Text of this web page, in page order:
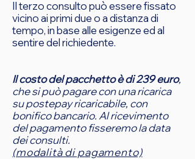
Il terzo consulto può essere fissato
vicino ai primi due o a distanza di
tempo, in base alle esigenze ed al
sentire del richiedente.
Il costo del pacchetto è di 239 euro,
che si può pagare con una ricarica
su postepay ricaricabile, con
bonifico bancario. Al ricevimento
del pagamento fisseremo la data
dei consulti.
(modalità di pagamento)